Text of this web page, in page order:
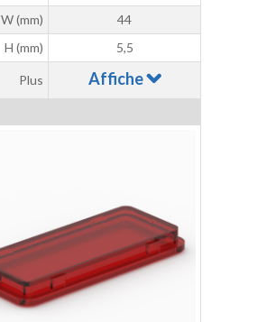
W (mm)
44
H (mm)
5,5
Plus Affiche